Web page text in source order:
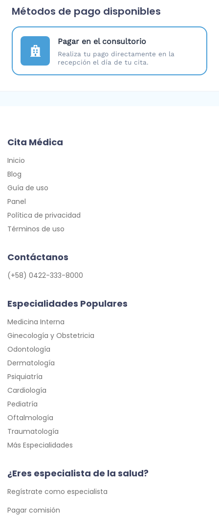
Métodos de pago disponibles
Pagar en el consultorio
Realiza tu pago directamente en la
recepción el día de tu cita.
Cita Médica
Inicio
Blog
Guía de uso
Panel
Política de privacidad
Términos de uso
Contáctanos
(+58) 0422-333-8000
Especialidades Populares
Medicina Interna
Ginecología y Obstetricia
Odontología
Dermatología
Psiquiatría
Cardiología
Pediatría
Oftalmología
Traumatología
Más Especialidades
¿Eres especialista de la salud?
Regístrate como especialista
Pagar comisión